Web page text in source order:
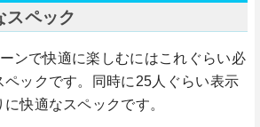
スペック
ンで快適に楽しむにはこれぐらい必
ックです。同時に25人ぐらい表示
快適なスペックです。